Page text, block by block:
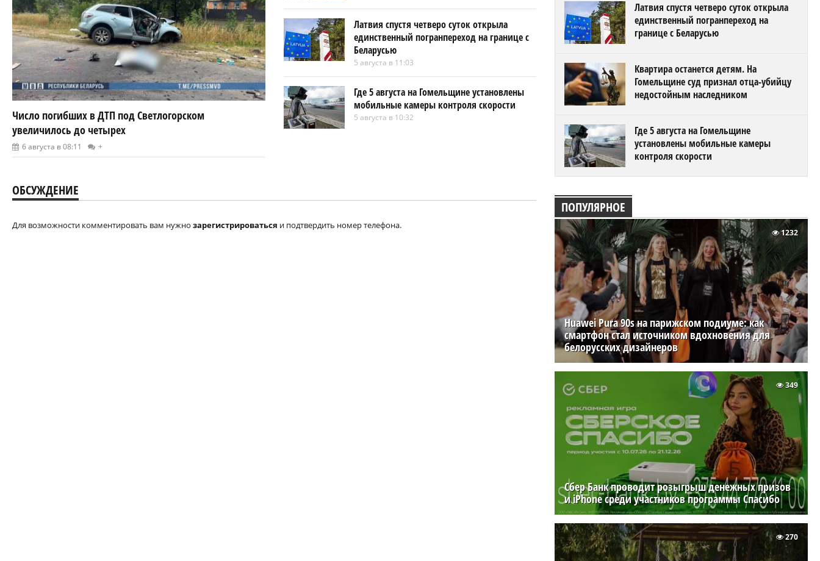
Число погибших в ДТП под Светлогорском
увеличилось до четырех
6 августа в 08:11 +
Латвия спустя четверо суток открыла
единственный погранпереход на границе с
Беларусью
5 августа в 11:03
Где 5 августа на Гомельщине установлены
мобильные камеры контроля скорости
5 августа в 10:32
ОБСУЖДЕНИЕ
Для возможности комментировать вам нужно зарегистрироваться и подтвердить номер телефона.
Латвия спустя четверо суток открыла
единственный погранпереход на
границе с Беларусью
Квартира останется детям. На
Гомельщине суд признал отца-убийцу
недостойным наследником
Где 5 августа на Гомельщине
установлены мобильные камеры
контроля скорости
ПОПУЛЯРНОЕ
Huawei Pura 90s на парижском подиуме: как
смартфон стал источником вдохновения для
белорусских дизайнеров
1232
Сбер Банк проводит розыгрыш денежных призов
и iPhone среди участников программы Спасибо
349
270